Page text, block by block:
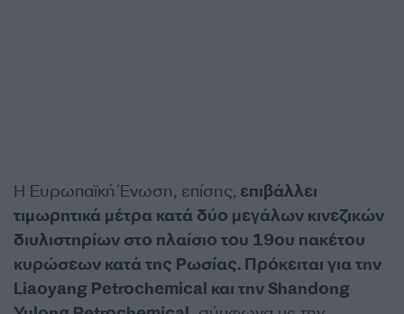
Η Ευρωπαϊκή Ένωση, επίσης, επιβάλλει
τιμωρητικά μέτρα κατά δύο μεγάλων κινεζικών
διυλιστηρίων στο πλαίσιο του 19ου πακέτου
κυρώσεων κατά της Ρωσίας. Πρόκειται για την
Liaoyang Petrochemical και την Shandong